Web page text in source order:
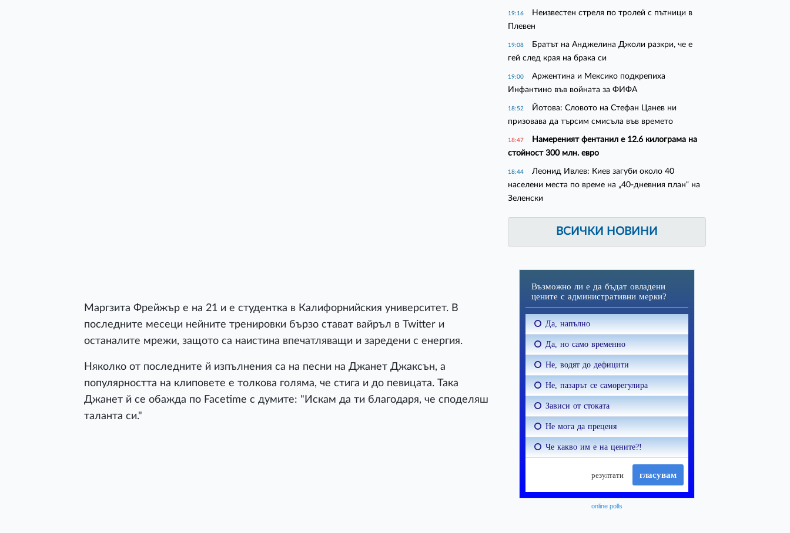
Маргзита Фрейжър е на 21 и е студентка в Калифорнийския университет. В
последните месеци нейните тренировки бързо стават вайръл в Twitter и
останалите мрежи, защото са наистина впечатляващи и заредени с енергия.
Няколко от последните й изпълнения са на песни на Джанет Джаксън, а
популярността на клиповете е толкова голяма, че стига и до певицата. Така
Джанет й се обажда по Facetime с думите: "Искам да ти благодаря, че споделяш
таланта си."
19:16
Неизвестен стреля по тролей с пътници в
Плевен
19:08
Братът на Анджелина Джоли разкри, че е
гей след края на брака си
19:00
Аржентина и Мексико подкрепиха
Инфантино във войната за ФИФА
18:52
Йотова: Словото на Стефан Цанев ни
призовава да търсим смисъла във времето
18:47
Намереният фентанил е 12.6 килограма на
стойност 300 млн. евро
18:44
Леонид Ивлев: Киев загуби около 40
населени места по време на „40-дневния план“ на
Зеленски
ВСИЧКИ НОВИНИ
online polls